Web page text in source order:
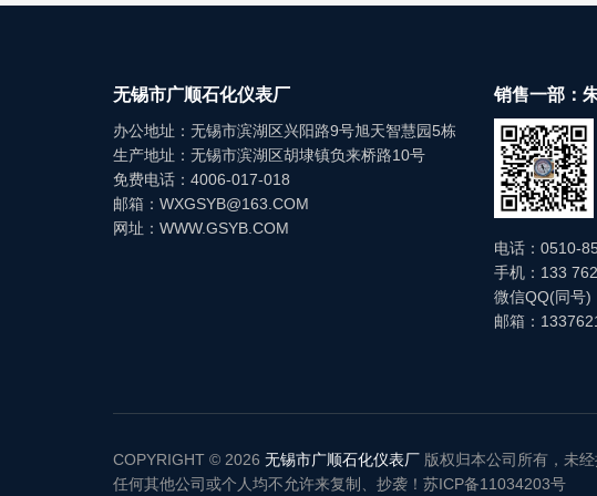
无锡市广顺石化仪表厂
办公地址：无锡市滨湖区兴阳路9号旭天智慧园5栋
生产地址：无锡市滨湖区胡埭镇负来桥路10号
免费电话：4006-017-018
邮箱：WXGSYB@163.COM
网址：WWW.GSYB.COM
销售一部：
电话：0510-
手机：133
微信QQ(同号)
邮箱：
COPYRIGHT © 2026 无锡市广顺石化仪表厂 版权归本公司所有，未
任何其他公司或个人均不允许来复制、抄袭！ 苏ICP备11034203号